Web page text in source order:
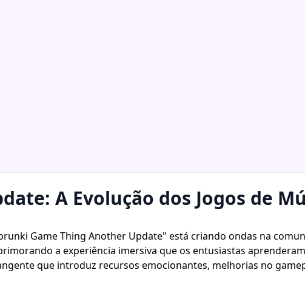
A Evolução dos Jogos de
Game Thing Another Update" está criando ondas na
a experiência imersiva que os entusiastas
que introduz recursos emocionantes, melhorias no